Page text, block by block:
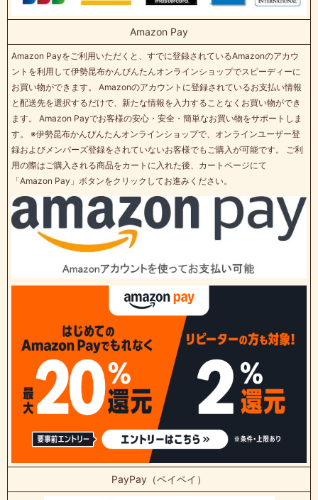
Amazon Pay
Amazon Payをご利用いただくと、すでに登録されているAmazonのアカウ
ントを利用して伊勢昆布かんぴんたんオンラインショップでスピーディーに
お買い物ができます。 Amazonのアカウントに登録されているお支払い情報
と配送先を選択するだけで、新たな情報を入力することなくお買い物ができ
ます。 Amazon Payでお客様の安心・安全・簡単なお買い物をサポートしま
す。 ※伊勢昆布かんぴんたんオンラインショップで、オンラインユーザー登
録およびメンバーズ登録をされていないお客様でもご購入が可能です。 ご利
用の際はご購入される商品をカートに入れた後、カートページにて
「Amazon Pay」ボタンをクリックしてお進みください。
PayPay（ペイペイ）